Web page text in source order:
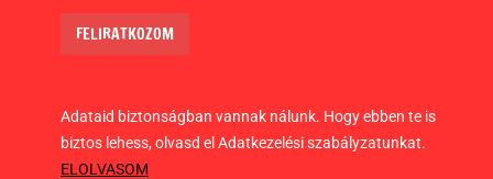
Adataid biztonságban vannak nálunk. Hogy ebben te is
biztos lehess, olvasd el Adatkezelési szabályzatunkat.
ELOLVASOM